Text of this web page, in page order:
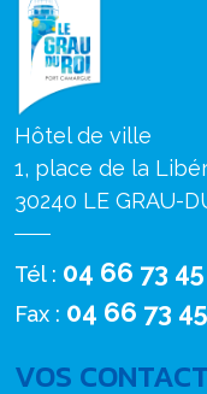
Hôtel de ville
1, place de la
30240 LE GRAU-
Tél : 04 66 73
Fax : 04 66 73
VOS